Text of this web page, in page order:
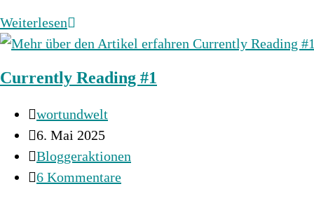
WeiterlesenBlossoms
of
Currently Reading #1
Beitrags-
Autor:
wortundwelt
Beitrag
veröffentlicht:
6. Mai 2025
Beitrags-
Kategorie:
Bloggeraktionen
Beitrags-
6 Kommentare